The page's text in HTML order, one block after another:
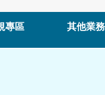
專區 其他業務